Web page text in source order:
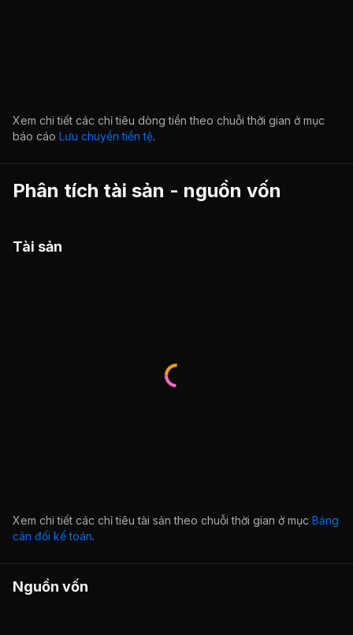
Xem chi tiết các chỉ tiêu dòng tiền theo chuỗi thời gian ở mục
báo cáo Lưu chuyển tiền tệ.
Phân tích tài sản - nguồn vốn
Tài sản
Xem chi tiết các chỉ tiêu tài sản theo chuỗi thời gian ở mục Bảng
cân đối kế toán.
Nguồn vốn